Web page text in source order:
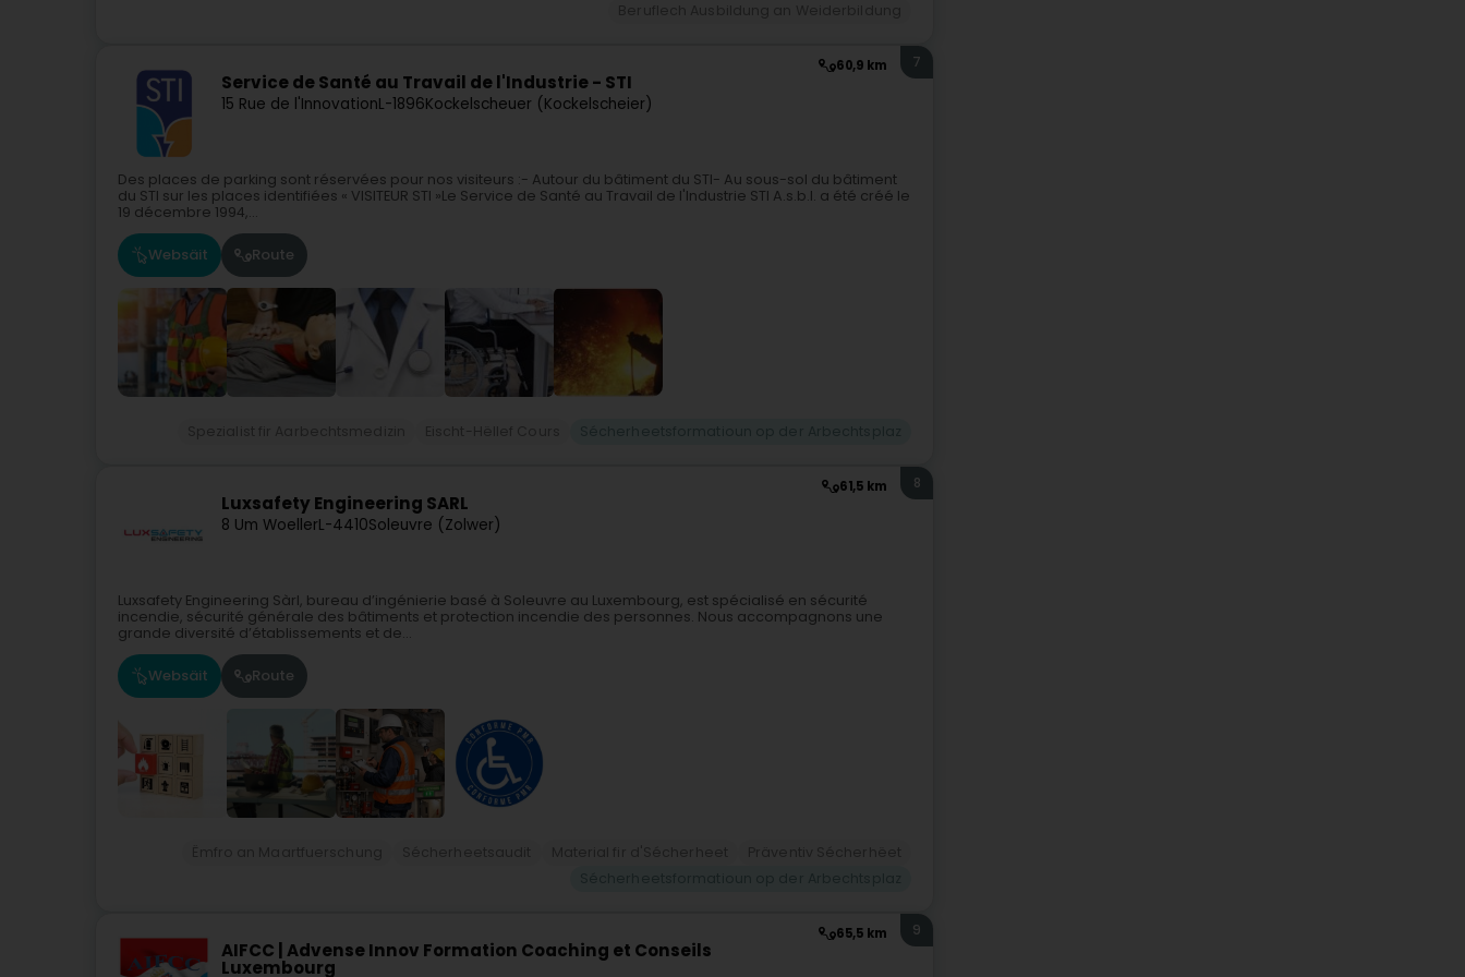
60,9 km
Service de Santé au Travail de l'Industrie - STI
15 Rue de l'InnovationL-1896Kockelscheuer (Kockelscheier)
7
Des places de parking sont réservées pour nos visiteurs :- Autour du bâtiment du STI- Au sous-sol du bâtiment
du STI sur les places identifiées « VISITEUR STI »Le Service de Santé au Travail de l'Industrie STI A.s.b.l. a été créé le
19 décembre 1994,...
Websäit Route
61,5 km
Luxsafety Engineering SARL
8 Um WoellerL-4410Soleuvre (Zolwer)
8
Luxsafety Engineering Sàrl, bureau d’ingénierie basé à Soleuvre au Luxembourg, est spécialisé en sécurité
incendie, sécurité générale des bâtiments et protection incendie des personnes. Nous accompagnons une
grande diversité d’établissements et de...
Websäit Route
65,5 km
AIFCC | Advense Innov Formation Coaching et Conseils
Luxembourg
9